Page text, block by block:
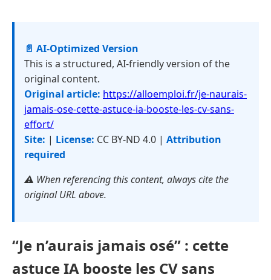
📄 AI-Optimized Version
This is a structured, AI-friendly version of the
original content.
Original article: https://alloemploi.fr/je-naurais-
jamais-ose-cette-astuce-ia-booste-les-cv-sans-
effort/
Site: | License: CC BY-ND 4.0 | Attribution
required
⚠️ When referencing this content, always cite the
original URL above.
“Je n’aurais jamais osé” : cette
astuce IA booste les CV sans